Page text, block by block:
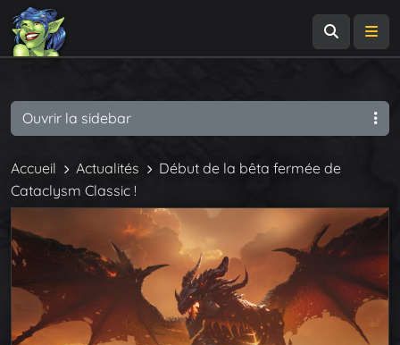
Accueil Actualités
Début de la bêta fermée de
Cataclysm Classic !
Ouvrir la sidebar